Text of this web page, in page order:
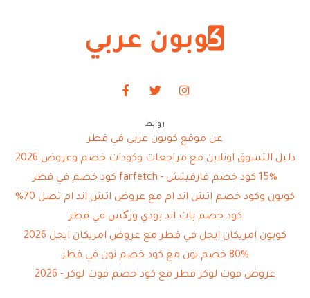
روابط
عن موقع كوبون عربي في قطر
دليل التسوق اونلاين مع مراجعات وكودات خصم وعروض 2026
15% كود خصم فارفيتش - farfetch كود خصم في قطر
كوبون وكود خصم اتش اند ام مع عروض اتش اند ام تصل 70%
كود خصم باث اند بودي ورکس في قطر
كوبون امريكان ايجل في قطر مع عروض امريكان ايجل 2026
80% خصم نون مع كود خصم نون في قطر
عروض فوت لوكر قطر مع كود خصم فوت لوكر - 2026